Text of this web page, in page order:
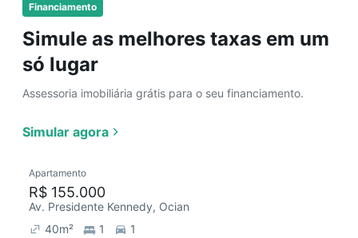
Financiamento
Simule as melhores taxas em um
só lugar
Assessoria imobiliária grátis para o seu financiamento.
Simular agora
Apartamento
R$ 155.000
Av. Presidente Kennedy, Ocian
40m² 1
1